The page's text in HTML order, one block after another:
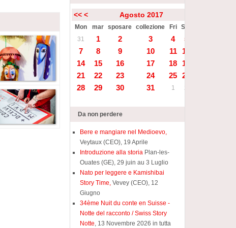
<< < Agosto 2017
Mon mar sposare collezione Fri Sat
31
1 2 3 4 5
7
8 9 10 11 12
14
15 16 17 18 19
21
22 23 24 25 26
28
29 30 31 1 2
Da non perdere
Bere e mangiare nel Medioevo,
Veytaux (CEO), 19 Aprile
Introduzione alla storia Plan-les-
Ouates (GE), 29 juin au 3 Luglio
Nato per leggere e Kamishibai
Story Time, Vevey (CEO), 12
Giugno
34ème Nuit du conte en Suisse -
Notte del racconto / Swiss Story
Notte, 13 Novembre 2026 in tutta